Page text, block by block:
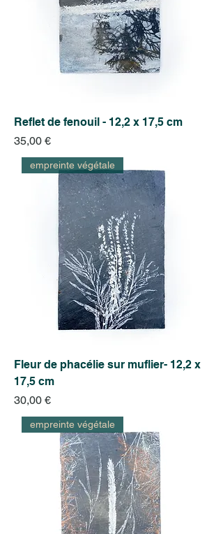
Reflet de fenouil - 12,2 x 17,5 cm
Prix
35,00 €
empreinte végétale
Fleur de phacélie sur muflier- 12,2 x
17,5 cm
Prix
30,00 €
empreinte végétale